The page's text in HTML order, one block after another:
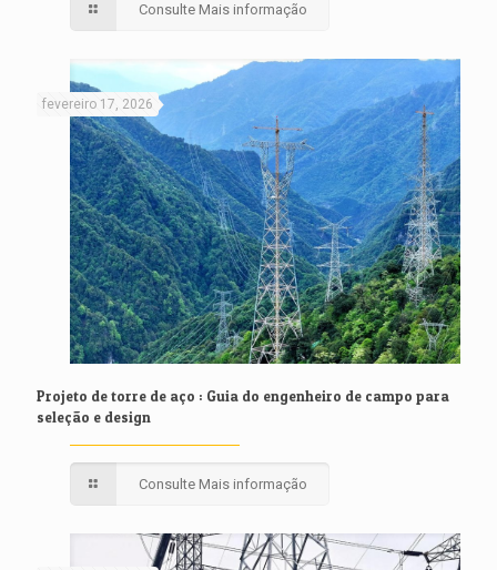
Consulte Mais informação
fevereiro 17, 2026
Projeto de torre de aço : Guia do engenheiro de campo para
seleção e design
Consulte Mais informação